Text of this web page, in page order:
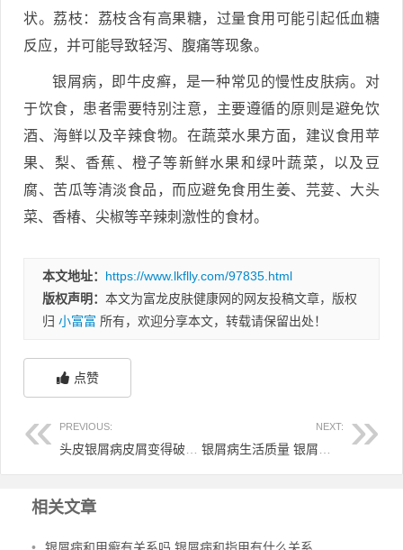
状。荔枝：荔枝含有高果糖，过量食用可能引起低血糖
反应，并可能导致轻泻、腹痛等现象。
银屑病，即牛皮癣，是一种常见的慢性皮肤病。对
于饮食，患者需要特别注意，主要遵循的原则是避免饮
酒、海鲜以及辛辣食物。在蔬菜水果方面，建议食用苹
果、梨、香蕉、橙子等新鲜水果和绿叶蔬菜，以及豆
腐、苦瓜等清淡食品，而应避免食用生姜、芫荽、大头
菜、香椿、尖椒等辛辣刺激性的食材。
本文地址： https://www.lkflly.com/97835.html
版权声明： 本文为富龙皮肤健康网的网友投稿文章，版权
归 小富富 所有，欢迎分享本文，转载请保留出处！
点赞
PREVIOUS: NEXT:
相关文章
• 银屑病和甲癣有关系吗 银屑病和指甲有什么关系